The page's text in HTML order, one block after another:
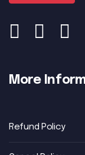
More
Refund Policy